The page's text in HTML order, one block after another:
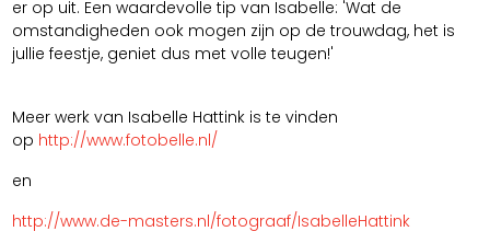
er op uit. Een waardevolle tip van Isabelle: 'Wat de
omstandigheden ook mogen zijn op de trouwdag, het is
jullie feestje, geniet dus met volle teugen!'
Meer werk van Isabelle Hattink is te vinden
op http://www.fotobelle.nl/
en
http://www.de-masters.nl/fotograaf/IsabelleHattink